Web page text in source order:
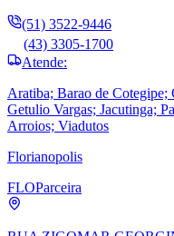
(51) 3522-9446
(43) 3305-1700
Atende:
Aratiba; Barao de Cotegipe;
Getulio Vargas; Jacutinga;
Arroios; Viadutos
Florianopolis
FLOParceira